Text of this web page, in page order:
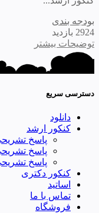
بودجه بندی
2924 بازدید
توضیحات بیشتر
دسترسی سریع
دانلود
کنکور ارشد
پاسخ
پاسخ
پاسخ
کنکور دکتری
اساتید
تماس با ما
فروشگاه